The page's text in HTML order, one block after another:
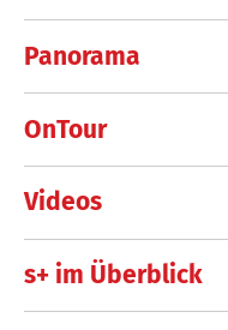
Panorama
OnTour
Videos
s+ im Überblick